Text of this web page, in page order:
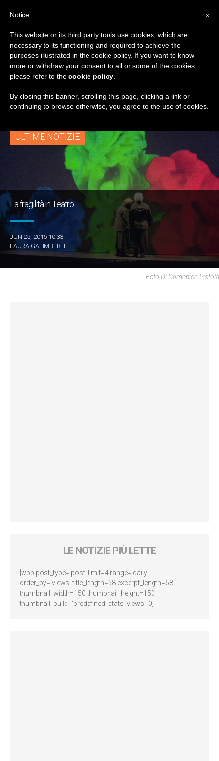
TAG
Posts Tagged ‘disagio
Mentale’
ULTIME NOTIZIE
La fragilità in Teatro
JUN 25, 2016 10:33
LAURA GALIMBERTI
Foto Di Domenico Pistola
LE NOTIZIE PIÙ LETTE
[wpp post_type='post' limit=4 range='daily'
order_by='views' title_length=68 excerpt_length=68
thumbnail_width=150 thumbnail_height=150
thumbnail_build='predefined' stats_views=0]
x
Notice
This website or its third party tools use cookies, which are
necessary to its functioning and required to achieve the
purposes illustrated in the cookie policy. If you want to know
more or withdraw your consent to all or some of the cookies,
please refer to the cookie policy
By closing this banner, scrolling this page, clicking a link or
continuing to browse otherwise, you agree to the use of cookies.